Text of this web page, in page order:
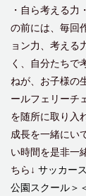
・自ら考える力
の前には、毎回
ョン力、考える
く、自分たちで
ねが、お子様の
ールフェリーチ
を随所に取り入
成長を一緒にい
い時間を是非一
ちら↓ サッカー
公園スクール＞